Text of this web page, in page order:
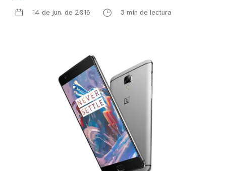
14 de jun. de 2016 3 min de lectura